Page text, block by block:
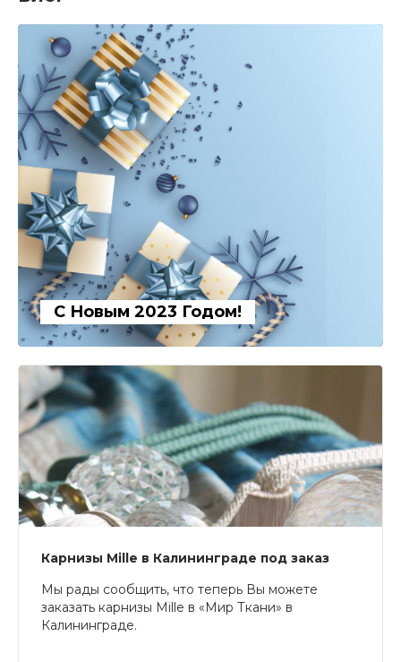
С Новым 2023 Годом!
Карнизы Mille в Калининграде под заказ
Мы рады сообщить, что теперь Вы можете
заказать карнизы Mille в «Мир Ткани» в
Калининграде.